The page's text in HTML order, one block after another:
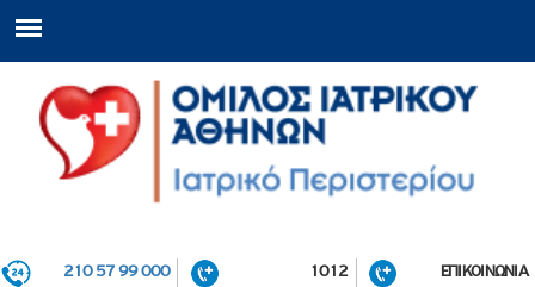
210 57 99 000 1012 ΕΠΙΚΟΙΝΩΝΙΑ